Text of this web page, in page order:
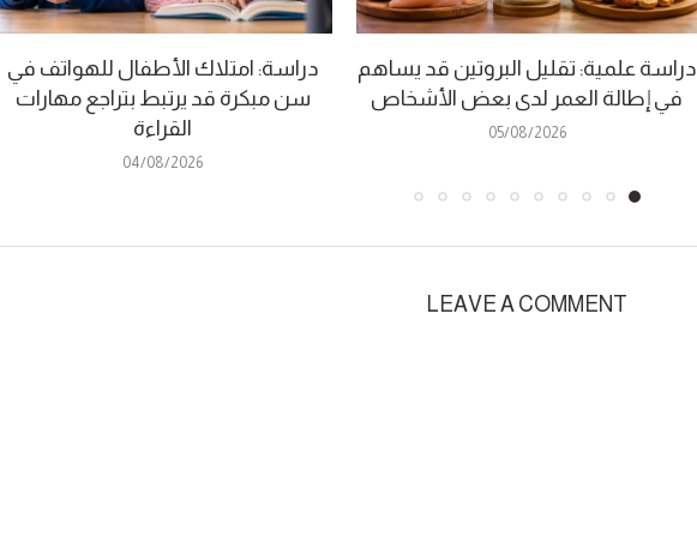
دراسة علمية: تقليل البروتين قد يساهم
في إطالة العمر لدى بعض الأشخاص
05/08/2026
دراسة: امتلاك الأطفال للهواتف في
سن مبكرة قد يرتبط بتراجع مهارات
القراءة
04/08/2026
LEAVE A COMMENT